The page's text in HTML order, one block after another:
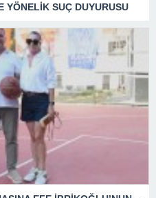
YÖNELİK SUÇ DUYURUSU